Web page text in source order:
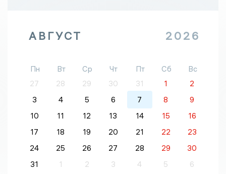
АВГУСТ 2026
Пн Вт Ср Чт Пт Сб
Вс
27
28 29 30 31 1
2
3
4 5 6 7 8
9
10
11 12 13 14 15
16
17
18 19 20 21 22
23
24
25 26 27 28 29
30
31
1 2 3 4 5 6